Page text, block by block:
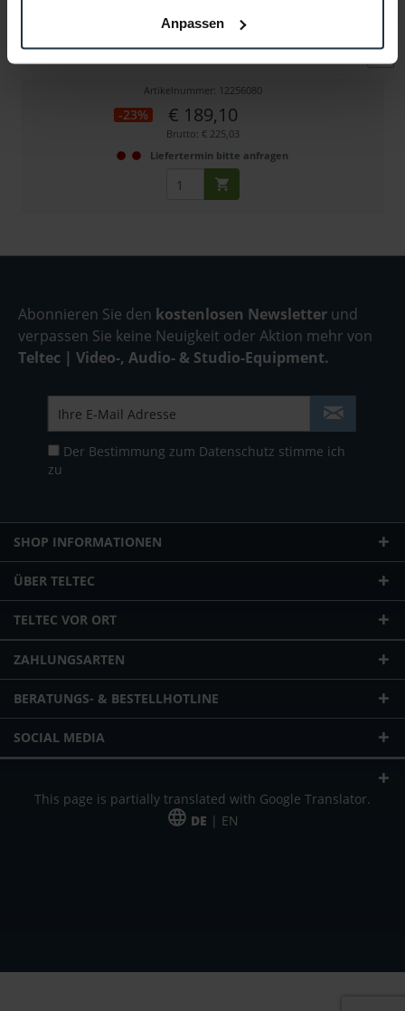
Anpassen
Korbwindschutzsystem für Mikrofone bis max. 325 mm
Artikelnummer: 12256080
-23% € 189,10
Brutto: € 225,03
Liefertermin bitte anfragen
Abonnieren Sie den kostenlosen Newsletter und
verpassen Sie keine Neuigkeit oder Aktion mehr von
Teltec | Video-, Audio- & Studio-Equipment.
Der Bestimmung zum Datenschutz stimme ich
zu
SHOP INFORMATIONEN
ÜBER TELTEC
TELTEC VOR ORT
ZAHLUNGSARTEN
BERATUNGS- & BESTELLHOTLINE
SOCIAL MEDIA
This page is partially translated with Google Translator.
DE | EN